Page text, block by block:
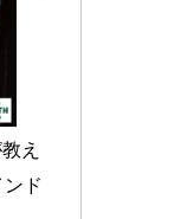
え
ド